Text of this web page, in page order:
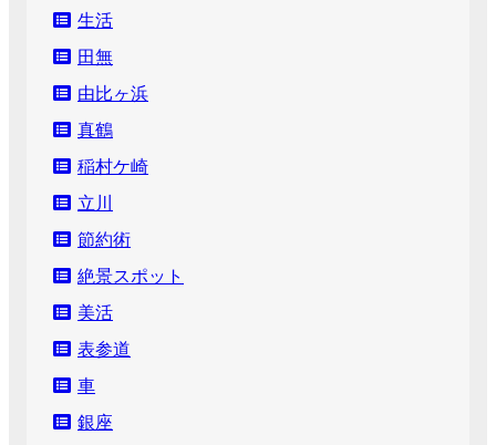
生活
田無
由比ヶ浜
真鶴
稲村ケ崎
立川
節約術
絶景スポット
美活
表参道
車
銀座